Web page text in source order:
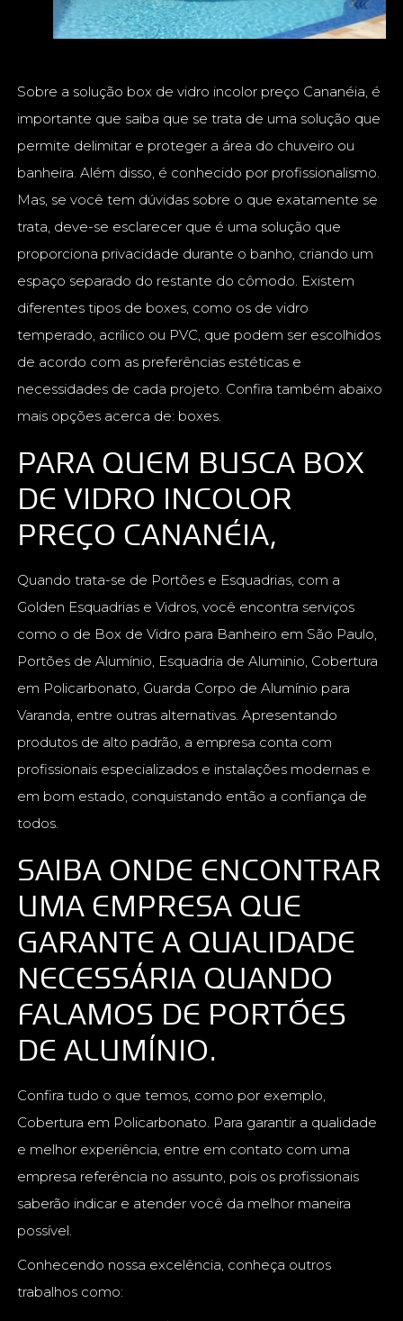
Sobre a solução box de vidro incolor preço Cananéia, é
importante que saiba que se trata de uma solução que
permite delimitar e proteger a área do chuveiro ou
banheira. Além disso, é conhecido por profissionalismo.
Mas, se você tem dúvidas sobre o que exatamente se
trata, deve-se esclarecer que é uma solução que
proporciona privacidade durante o banho, criando um
espaço separado do restante do cômodo. Existem
diferentes tipos de boxes, como os de vidro
temperado, acrílico ou PVC, que podem ser escolhidos
de acordo com as preferências estéticas e
necessidades de cada projeto. Confira também abaixo
mais opções acerca de: boxes.
PARA QUEM BUSCA BOX
DE VIDRO INCOLOR
PREÇO CANANÉIA,
Quando trata-se de Portões e Esquadrias, com a
Golden Esquadrias e Vidros, você encontra serviços
como o de Box de Vidro para Banheiro em São Paulo,
Portões de Alumínio, Esquadria de Aluminio, Cobertura
em Policarbonato, Guarda Corpo de Alumínio para
Varanda, entre outras alternativas. Apresentando
produtos de alto padrão, a empresa conta com
profissionais especializados e instalações modernas e
em bom estado, conquistando então a confiança de
todos.
SAIBA ONDE ENCONTRAR
UMA EMPRESA QUE
GARANTE A QUALIDADE
NECESSÁRIA QUANDO
FALAMOS DE PORTÕES
DE ALUMÍNIO.
Confira tudo o que temos, como por exemplo,
Cobertura em Policarbonato. Para garantir a qualidade
e melhor experiência, entre em contato com uma
empresa referência no assunto, pois os profissionais
saberão indicar e atender você da melhor maneira
possível.
Conhecendo nossa excelência, conheça outros
trabalhos como: